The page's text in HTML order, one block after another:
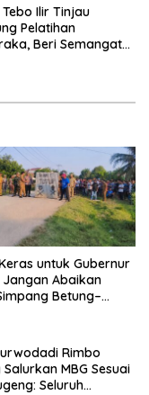
Ilir Tinjau
Pelatihan
Beri Semangat
untuk Gubernur
Jangan Abaikan
Betung–
Rimbo
MBG Sesuai
Seluruh